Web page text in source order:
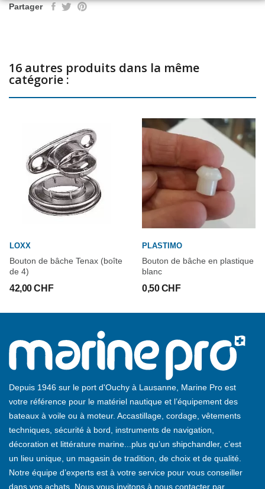
Partager
16 autres produits dans la même
catégorie :
LOXX
Bouton de bâche Tenax (boîte
de 4)
42,00 CHF
PLASTIMO
Bouton de bâche en plastique
blanc
0,50 CHF
Depuis 1946 sur le port d'Ouchy à Lausanne, Marine Pro est
votre référence pour le matériel nautique et l’équipement des
bateaux à voile ou à moteur. Accastillage, cordage, vêtements
techniques, sécurité à bord, instruments de navigation,
décoration et littérature marine...plus qu’un shipchandler, c’est
un lieu unique, un magasin de tradition, de choix et de qualité.
Notre équipe d’experts est à votre service pour vous conseiller
dans vos achats. Nous vous invitons à nous contacter par